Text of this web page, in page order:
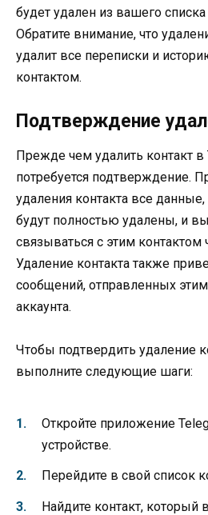
будет удален из вашего
Обратите внимание, что
удалит все переписки и
контактом.
Подтверждение
Прежде чем удалить контакт в
потребуется подтверждение.
удаления контакта все
будут полностью удалены, и
связываться с этим контактом
Удаление контакта также
сообщений, отправленных
аккаунта.
Чтобы подтвердить удаление
выполните следующие шаги:
Откройте приложение
устройстве.
Перейдите в свой список
Найдите контакт, который